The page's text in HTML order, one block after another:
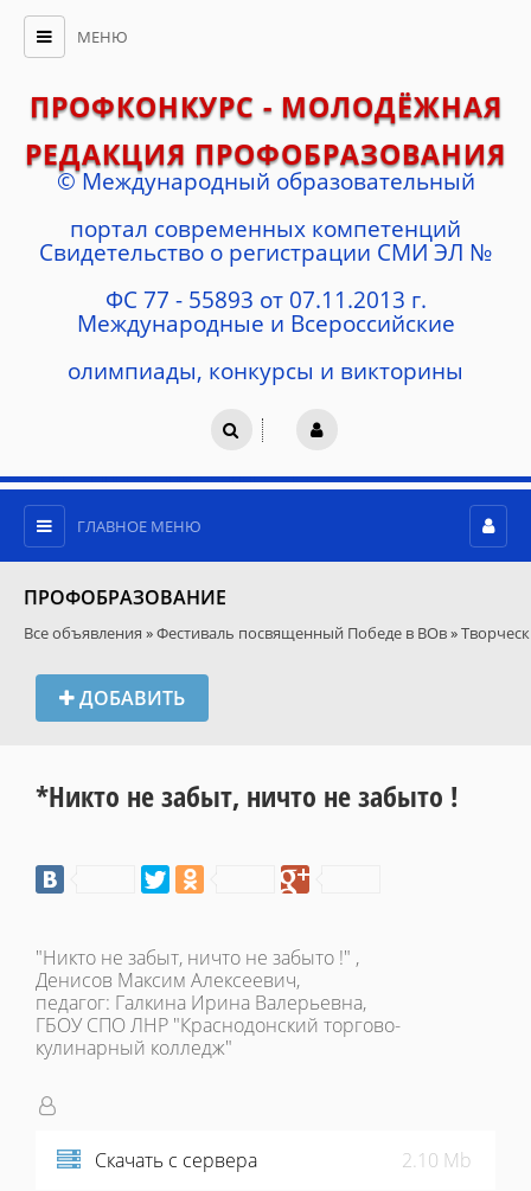
МЕНЮ
ПРОФКОНКУРС - МОЛОДЁЖНАЯ
РЕДАКЦИЯ ПРОФОБРАЗОВАНИЯ
© Международный образовательный
портал современных компетенций
Cвидетельство о регистрации СМИ ЭЛ №
ФС 77 - 55893 от 07.11.2013 г.
Международные и Всероссийские
олимпиады, конкурсы и викторины
ГЛАВНОЕ МЕНЮ
ПРОФОБРАЗОВАНИЕ
Все объявления »Фестиваль посвященный Победе в ВОв»
ДОБАВИТЬ
*Никто не забыт, ничто не забыто !
"Никто не забыт, ничто не забыто !" ,
Денисов Максим Алексеевич,
педагог: Галкина Ирина Валерьевна,
ГБОУ СПО ЛНР "Краснодонский торгово-
кулинарный колледж"
Скачать с сервера 2.10 Mb